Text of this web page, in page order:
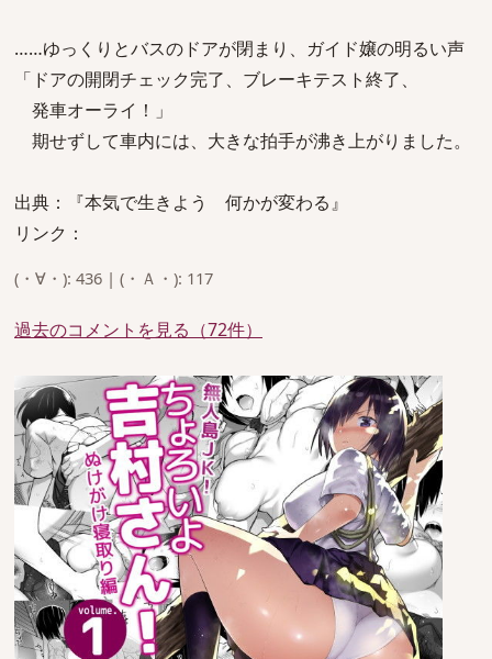
……ゆっくりとバスのドアが閉まり、ガイド嬢の明るい声
「ドアの開閉チェック完了、ブレーキテスト終了、
発車オーライ！」
期せずして車内には、大きな拍手が沸き上がりました。
出典：『本気で生きよう 何かが変わる』
リンク：
(・∀・): 436 | (・Ａ・): 117
過去のコメントを見る（72件）